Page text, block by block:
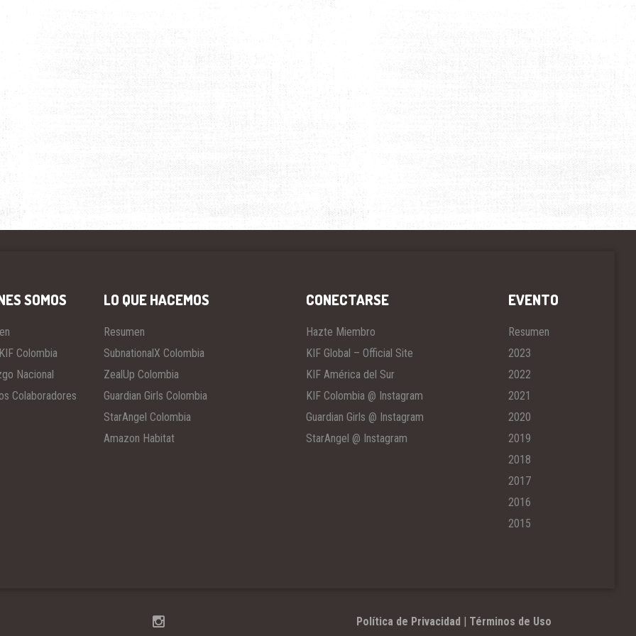
SOMOS
Colombia
Nacional
Colaboradores
LO QUE HACEMOS
Resumen
SubnationalX Colombia
ZealUp Colombia
Guardian Girls Colombia
StarAngel Colombia
Amazon Habitat
CONECTARSE
Hazte Miembro
KIF Global – Official Site
KIF América del Sur
KIF Colombia @ Instagram
Guardian Girls @ Instagram
StarAngel @ Instagram
EVENTO
Resumen
2023
2022
2021
2020
2019
2018
2017
2016
2015
Política de Privacidad | Términos de Uso